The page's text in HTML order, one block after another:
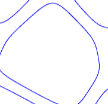
droits réservés -